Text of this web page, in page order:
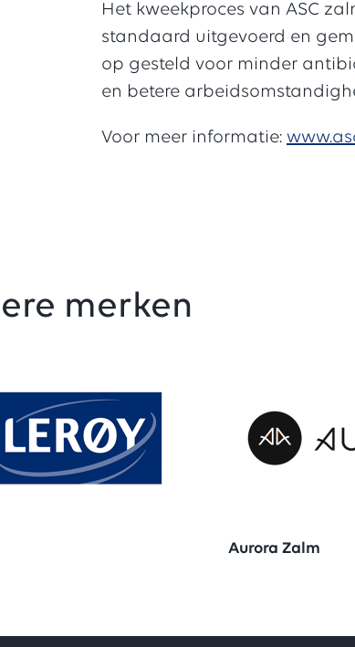
Het kweekproces van ASC
standaard uitgevoerd en
op gesteld voor minder
en betere
Voor meer informatie:
merken
Aurora Zalm